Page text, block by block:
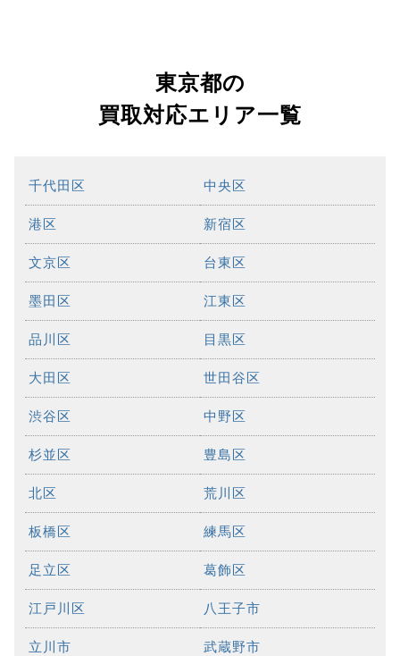
東京都の
買取対応エリア一覧
千代田区 中央区
港区 新宿区
文京区 台東区
墨田区 江東区
品川区 目黒区
大田区 世田谷区
渋谷区 中野区
杉並区 豊島区
北区 荒川区
板橋区 練馬区
足立区 葛飾区
江戸川区 八王子市
立川市 武蔵野市